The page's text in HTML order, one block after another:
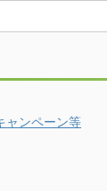
ャンペーン等